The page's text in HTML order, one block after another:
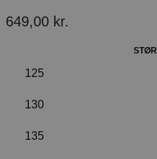
649,00 kr.
125
130
135